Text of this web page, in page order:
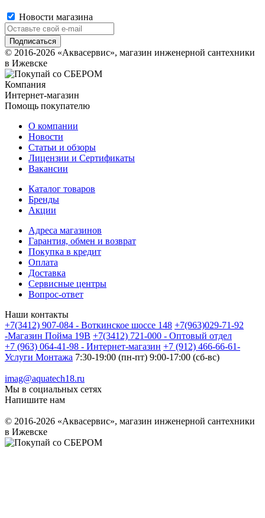
Новости магазина
© 2016-2026 «Аквасервис», магазин инженерной сантехники
в Ижевске
Компания
Интернет-магазин
Помощь покупателю
О компании
Новости
Статьи и обзоры
Лицензии и Сертификаты
Вакансии
Каталог товаров
Бренды
Акции
Адреса магазинов
Гарантия, обмен и возврат
Покупка в кредит
Оплата
Доставка
Сервисные центры
Вопрос-ответ
Наши контакты
+7(3412) 907-084 - Воткинское шоссе 148 +7(963)029-71-92
-Магазин Пойма 19В +7(3412) 721-000 - Оптовый отдел
+7 (963) 064-41-98 - Интернет-магазин +7 (912) 466-66-61-
Услуги Монтажа 7:30-19:00 (пн-пт) 9:00-17:00 (сб-вс)
imag@aquatech18.ru
Мы в социальных сетях
Напишите нам
© 2016-2026 «Аквасервис», магазин инженерной сантехники
в Ижевске